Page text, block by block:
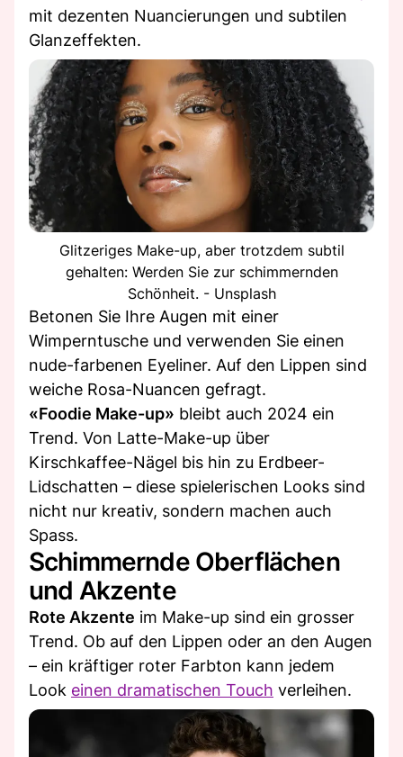
mit dezenten Nuancierungen und subtilen
Glanzeffekten.
Glitzeriges Make-up, aber trotzdem subtil
gehalten: Werden Sie zur schimmernden
Schönheit. - Unsplash
Betonen Sie Ihre Augen mit einer
Wimperntusche und verwenden Sie einen
nude-farbenen Eyeliner. Auf den Lippen sind
weiche Rosa-Nuancen gefragt.
«Foodie Make-up» bleibt auch 2024 ein
Trend. Von Latte-Make-up über
Kirschkaffee-Nägel bis hin zu Erdbeer-
Lidschatten – diese spielerischen Looks sind
nicht nur kreativ, sondern machen auch
Spass.
Schimmernde Oberflächen
und Akzente
Rote Akzente im Make-up sind ein grosser
Trend. Ob auf den Lippen oder an den Augen
– ein kräftiger roter Farbton kann jedem
Look einen dramatischen Touch verleihen.